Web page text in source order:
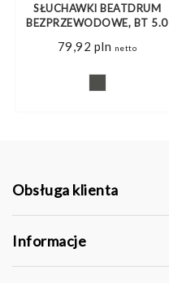
SŁUCHAWKI BEATDRUM
BEZPRZEWODOWE, BT 5.0
79,92 pln netto
Obsługa klienta
Informacje